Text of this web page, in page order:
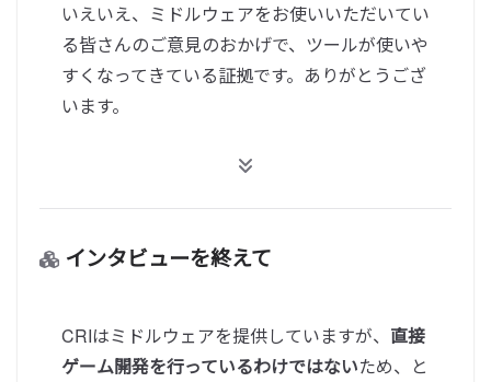
いえいえ、ミドルウェアをお使いいただいてい
る皆さんのご意見のおかげで、ツールが使いや
すくなってきている証拠です。ありがとうござ
います。
インタビューを終えて
CRIはミドルウェアを提供していますが、 直接
ゲーム開発を行っているわけではないため、と